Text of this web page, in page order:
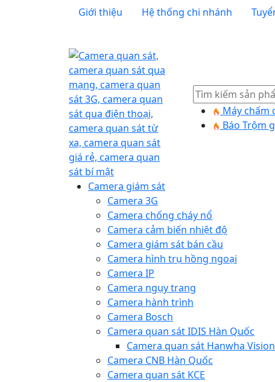
Giới thiệu Hệ thống chi nhánh
Tìm
kiếm
Máy chấm
Báo Trộm
Camera giám sát
Camera 3G
Camera chống cháy nổ
Camera cảm biến nhiệt độ
Camera giám sát bán cầu
Camera hình trụ hồng ngoại
Camera IP
Camera ngụy trang
Camera hành trình
Camera Bosch
Camera quan sát IDIS Hàn Quốc
Camera quan sát Hanwha Vision
Camera CNB Hàn Quốc
Camera quan sát KCE